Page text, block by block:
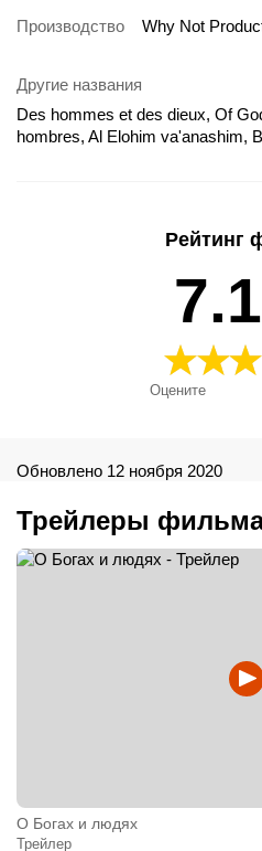
Производство
Why Not
Другие названия
Des hommes et des dieux, Of
hombres, Al Elohim va'anashim,
guder og mennesker, Tanrılar ve
хората и боговете, О людях и
Tanrilar ve Insanlar, 人与神
Рейтинг
7.1
Оцените
Обновлено 12 ноября 2020
Трейлеры
О Богах и людях
Трейлер